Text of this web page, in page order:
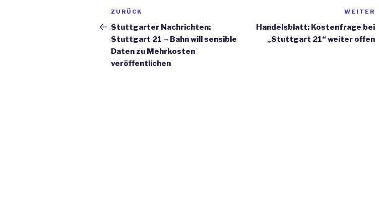
Beitrags-
Navigation
Vorheriger
Beitrag
ZURÜCK
Stuttgarter Nachrichten:
Stuttgart 21 – Bahn will sensible
Daten zu Mehrkosten
veröffentlichen
WEITER
Handelsblatt: Kostenfrage bei
„Stuttgart 21“ weiter offen